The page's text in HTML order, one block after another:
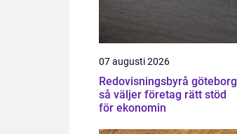
07 augusti 2026
Redovisningsbyrå göteborg
så väljer företag rätt stöd
för ekonomin